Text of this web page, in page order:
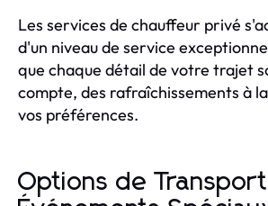
Les services de chauffeur privé
d'un niveau de service
que chaque détail de votre trajet
compte, des rafraîchissements à
vos préférences.
Options de